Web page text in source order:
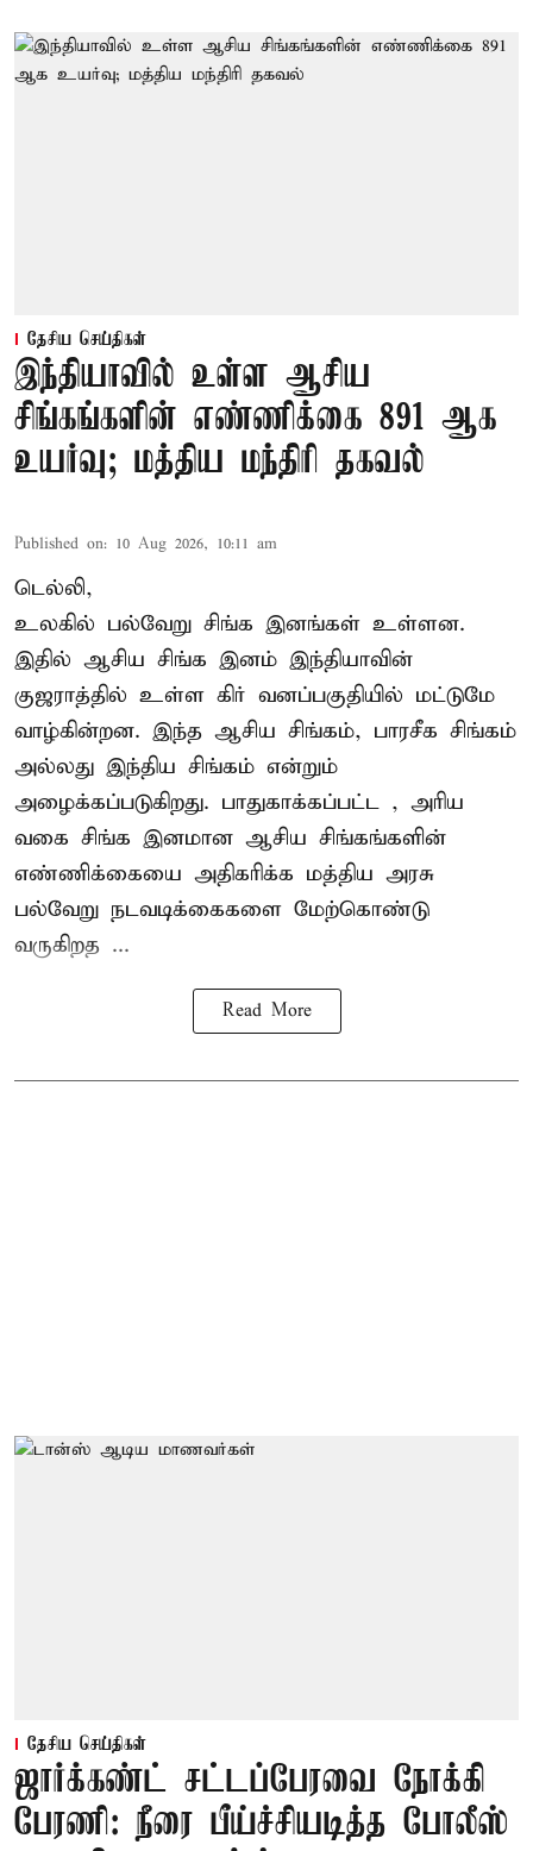
தேசிய செய்திகள்
இந்தியாவில் உள்ள ஆசிய
சிங்கங்களின் எண்ணிக்கை 891 ஆக
உயர்வு; மத்திய மந்திரி தகவல்
Published on: 10 Aug 2026, 10:11 am
டெல்லி,
உலகில் பல்வேறு சிங்க இனங்கள் உள்ளன.
இதில் ஆசிய சிங்க இனம் இந்தியாவின்
குஜராத்தில் உள்ள கிர் வனப்பகுதியில் மட்டுமே
வாழ்கின்றன. இந்த ஆசிய சிங்கம், பாரசீக சிங்கம்
அல்லது இந்திய சிங்கம் என்றும்
அழைக்கப்படுகிறது. பாதுகாக்கப்பட்ட , அரிய
வகை சிங்க இனமான ஆசிய சிங்கங்களின்
எண்ணிக்கையை அதிகரிக்க மத்திய அரசு
பல்வேறு நடவடிக்கைகளை மேற்கொண்டு
வருகிறத ...
Read More
தேசிய செய்திகள்
ஜார்க்கண்ட் சட்டப்பேரவை நோக்கி
பேரணி: நீரை பீய்ச்சியடித்த போலீஸ்